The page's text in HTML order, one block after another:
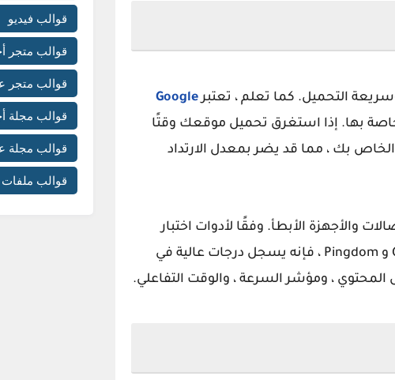
التحميل. كما تعلم ، تعتبرGoogle
بها. إذا استغرق تحميل موقعك وقتًا
بك ، مما قد يضر بمعدل الارتداد
والأجهزة الأبطأ. وفقًا لأدوات اختبار
و Pingdom ، فإنه يسجل درجات عالية في
المحتوي ، ومؤشر السرعة ، والوقت التفاعلي.
قوالب فيديو
قوالب متجر
قوالب متجر
قوالب مجلة
قوالب مجلة
قوالب ملفات